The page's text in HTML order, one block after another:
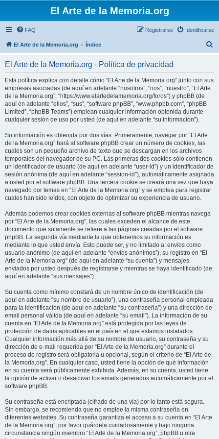
El Arte de la Memoria.org
FAQ Identificarse
Registrarse
El Arte de la Memoria.org Índice
El Arte de la Memoria.org - Política de privacidad
Esta política explica con detalle cómo “El Arte de la Memoria.org” junto con sus
empresas asociadas (de aquí en adelante “nosotros”, “nos”, “nuestro”, “El Arte
de la Memoria.org”, “https://www.elartedelamemoria.org/foros”) y phpBB (de
aquí en adelante “ellos”, “sus”, “software phpBB”, “www.phpbb.com”, “phpBB
Limited”, “phpBB Teams”) emplean cualquier información obtenida durante
cualquier sesión de uso por usted (de aquí en adelante “su información”).
Su información es obtenida por dos vías. Primeramente, navegar por “El Arte
de la Memoria.org” hará al software phpBB crear un número de cookies, las
cuales son un pequeño archivo de texto que se descargan en los archivos
temporales del navegador de su PC. Las primeras dos cookies sólo contienen
un identificador de usuario (de aquí en adelante “user-id”) y un identificador de
sesión anónima (de aquí en adelante “session-id”), automáticamente asignada
a usted por el software phpBB. Una tercera cookie se creará una vez que haya
navegado por temas en “El Arte de la Memoria.org” y se emplea para registrar
cuales han sido leídos, con objeto de optimizar su experiencia de usuario.
Además podemos crear cookies externas al software phpBB mientras navega
por “El Arte de la Memoria.org”, las cuales exceden el alcance de este
documento que solamente se refiere a las páginas creadas por el software
phpBB. La segunda vía mediante la que obtenemos su información es
mediante lo que usted envía. Esto puede ser, y no limitado a: envíos como
usuario anónimo (de aquí en adelante “envíos anónimos”), su registro en “El
Arte de la Memoria.org” (de aquí en adelante “su cuenta”) y mensajes
enviados por usted después de registrarse y mientras se haya identificado (de
aquí en adelante “sus mensajes”).
Su cuenta como mínimo constará de un nombre único de identificación (de
aquí en adelante “su nombre de usuario”), una contraseña personal empleada
para la identificación (de aquí en adelante “su contraseña”) y una dirección de
email personal válida (de aquí en adelante “su email”). La información de su
cuenta en “El Arte de la Memoria.org” está protegida por las leyes de
protección de datos aplicables en el país en el que estamos instalados.
Cualquier información más allá de su nombre de usuario, su contraseña y su
dirección de e-mail requerida por “El Arte de la Memoria.org” durante el
proceso de registro será obligatoria u opcional, según el criterio de “El Arte de
la Memoria.org”. En cualquier caso, usted tiene la opción de qué información
en su cuenta será públicamente exhibida. Además, en su cuenta, usted tiene
la opción de activar o desactivar los emails generados automáticamente por el
software phpBB.
Su contraseña está encriptada (cifrado de una vía) por lo tanto está segura.
Sin embargo, se recomienda que no emplee la misma contraseña en
diferentes websites. Su contraseña garantiza el acceso a su cuenta en “El Arte
de la Memoria.org”, por favor guárdela cuidadosamente y bajo ninguna
circunstancia ningún miembro “El Arte de la Memoria.org”, phpBB u otra